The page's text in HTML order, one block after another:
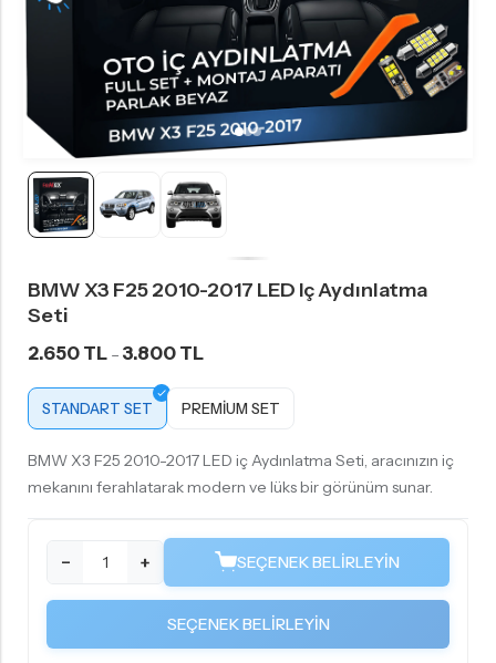
BMW X3 F25 2010-2017 LED Iç Aydınlatma
Seti
2.650 TL – 3.800 TL
STANDART SET PREMIUM SET
BMW X3 F25 2010-2017 LED iç Aydınlatma Seti, aracınızın iç
mekanını ferahlatarak modern ve lüks bir görünüm sunar.
− + SEÇENEK BELIRLEYIN
SEÇENEK BELIRLEYIN